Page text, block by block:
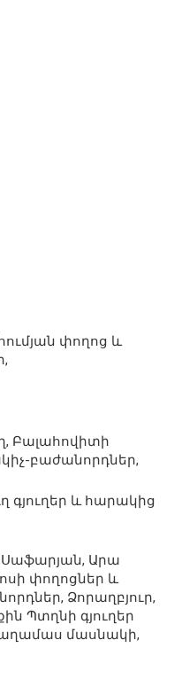
փողոց և
Բալահովիտի
բաժանորդներ,
գյուղեր և հարակից
Սաֆարյան, Արա
փողոցներ և
Ձորաղբյուր,
Պտղնի գյուղեր
մասնակի,